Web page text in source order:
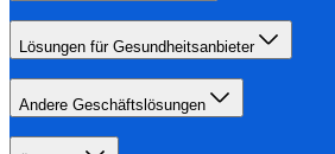
Lösungen für Gesundheitsanbieter
Andere Geschäftslösungen